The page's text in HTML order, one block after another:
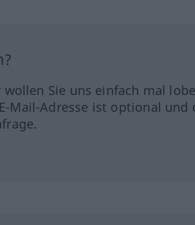
Sie uns einfach mal
Mail-Adresse ist optional und